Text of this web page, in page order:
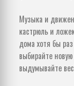
Музыка и
кастрюль и
дома хотя бы
выбирайте
выдумывайте